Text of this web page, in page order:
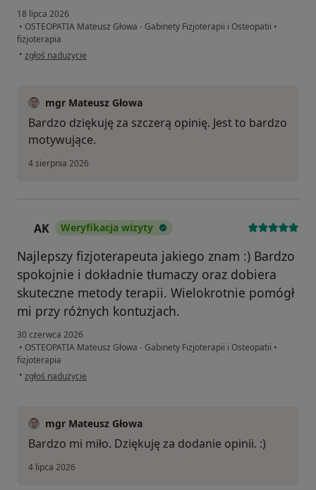
18 lipca 2026
• OSTEOPATIA Mateusz Głowa - Gabinety Fizjoterapii i Osteopatii •
fizjoterapia
• w opinii użytkownika Magda
zgłoś nadużycie
mgr Mateusz Głowa
Bardzo dziękuję za szczerą opinię. Jest to bardzo
motywujące.
4 sierpnia 2026
AK Weryfikacja wizyty
Najlepszy fizjoterapeuta jakiego znam :) Bardzo
spokojnie i dokładnie tłumaczy oraz dobiera
skuteczne metody terapii. Wielokrotnie pomógł
mi przy różnych kontuzjach.
30 czerwca 2026
• OSTEOPATIA Mateusz Głowa - Gabinety Fizjoterapii i Osteopatii •
fizjoterapia
• w opinii użytkownika AK
zgłoś nadużycie
mgr Mateusz Głowa
Bardzo mi miło. Dziękuję za dodanie opinii. :)
4 lipca 2026